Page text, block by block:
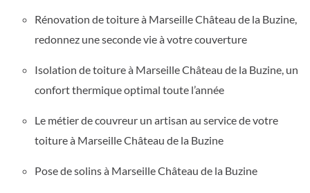
Rénovation de toiture à Marseille Château de la Buzine,
redonnez une seconde vie à votre couverture
Isolation de toiture à Marseille Château de la Buzine, un
confort thermique optimal toute l’année
Le métier de couvreur un artisan au service de votre
toiture à Marseille Château de la Buzine
Pose de solins à Marseille Château de la Buzine